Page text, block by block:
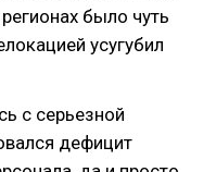
было чуть
усугубил
с серьезной
дефицит